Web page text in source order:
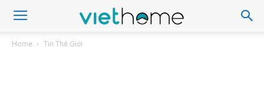
Home Tin Thế Giới